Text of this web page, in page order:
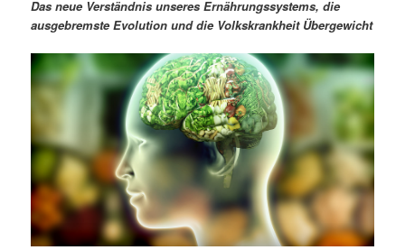
r
n
I
n
d
r
e
n
n
a
i
g
i
o
n
Das neue Verständnis unseres Ernährungssystems, die
ausgebremste Evolution und die Volkskrankheit Übergewicht